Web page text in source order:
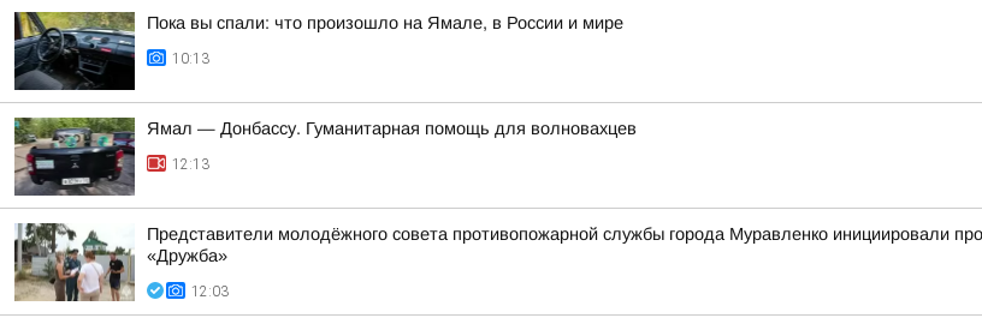
Пока вы спали: что произошло на Ямале, в России и мире
10:13
Ямал — Донбассу. Гуманитарная помощь для волновахцев
12:13
Представители молодёжного совета противопожарной службы города Муравленко инициировали
«Дружба»
12:03